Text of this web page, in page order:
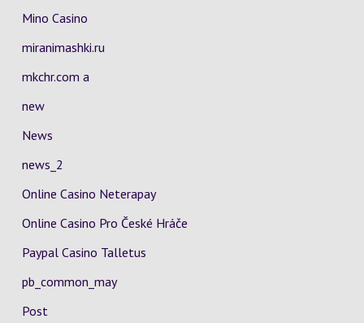
Mino Casino
miranimashki.ru
mkchr.com a
new
News
news_2
Online Casino Neterapay
Online Casino Pro České Hráče
Paypal Casino Talletus
pb_common_may
Post